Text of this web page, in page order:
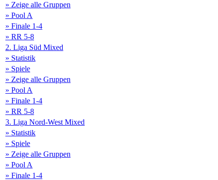
» Zeige alle Gruppen
» Pool A
» Finale 1-4
» RR 5-8
2. Liga Süd Mixed
» Statistik
» Spiele
» Zeige alle Gruppen
» Pool A
» Finale 1-4
» RR 5-8
3. Liga Nord-West Mixed
» Statistik
» Spiele
» Zeige alle Gruppen
» Pool A
» Finale 1-4